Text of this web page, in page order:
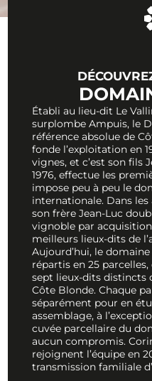
Établi au lieu-dit Le
surplombe Ampuis, le
référence absolue de
fonde l’exploitation en
vignes, et c’est son fils
1976, effectue les
impose peu à peu le
internationale. Dans les
son frère Jean-Luc
vignoble par
meilleurs lieux-dits de
Aujourd’hui, le domaine
répartis en 25
sept lieux-dits distincts
Côte Blonde. Chaque
séparément pour en
assemblage, à
cuvée parcellaire du
aucun compromis.
rejoignent l’équipe en
transmission familiale